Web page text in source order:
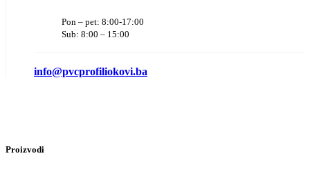
Pon – pet: 8:00-17:00
Sub: 8:00 – 15:00
info@pvcprofiliokovi.ba
Proizvodi